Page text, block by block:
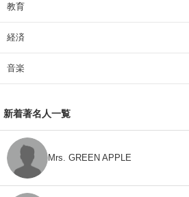
教育
経済
音楽
新着著名人一覧
Mrs. GREEN APPLE